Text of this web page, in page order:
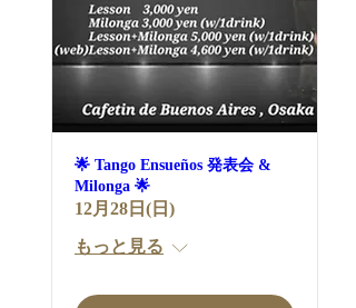
🌟 Tango Ensueños 発表会 &
Milonga 🌟
12月28日(日)
もっと見る